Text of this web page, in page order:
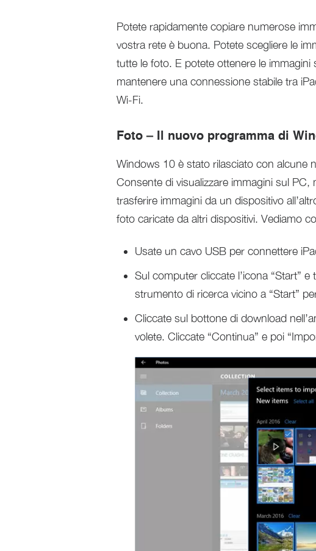
Potete rapidamente copiare numerose
vostra rete è buona. Potete scegliere le
tutte le foto. E potete ottenere le
mantenere una connessione stabile tra
Wi-Fi.
Foto – Il nuovo programma di
Windows 10 è stato rilasciato con alcune
Consente di visualizzare immagini sul
trasferire immagini da un dispositivo
foto caricate da altri dispositivi. Vediamo
Usate un cavo USB per connettere
Sul computer cliccate l’icona “Start”
strumento di ricerca vicino a “Start”
Cliccate sul bottone di download
volete. Cliccate “Continua” e poi